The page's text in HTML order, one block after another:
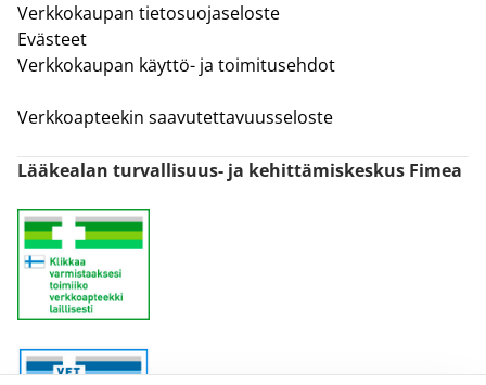
Verkkokaupan tietosuojaseloste
Evästeet
Verkkokaupan käyttö- ja toimitusehdot
Verkkoapteekin saavutettavuusseloste
Lääkealan turvallisuus- ja kehittämiskeskus Fimea